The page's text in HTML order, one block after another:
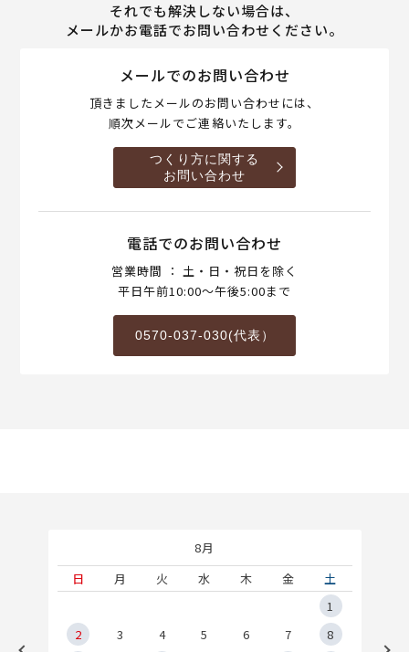
それでも解決しない場合は、
メールかお電話でお問い合わせください。
メールでのお問い合わせ
頂きましたメールのお問い合わせには、
順次メールでご連絡いたします。
つくり方に関する
お問い合わせ
電話でのお問い合わせ
営業時間 ： 土・日・祝日を除く
平日午前10:00～午後5:00まで
0570-037-030(代表）
8月
日
月 火 水 木 金
土
1
2
3 4 5 6 7
8